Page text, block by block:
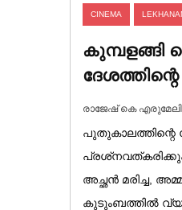
CINEMA
കുമ്പളങ്ങി
രാജേഷ് കെ എരുമേലി
പുതുകാലത്തിന്റെ
അച്ഛൻ മരിച്ച,
കുടുംബത്തിൽ